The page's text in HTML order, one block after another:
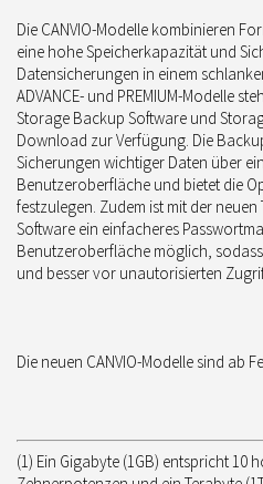
Die CANVIO-Modelle kombinieren
eine hohe Speicherkapazität und
Datensicherungen in einem
ADVANCE- und PREMIUM-Modelle
Storage Backup Software und
Download zur Verfügung. Die
Sicherungen wichtiger Daten über
Benutzeroberfläche und bietet die
festzulegen. Zudem ist mit der
Software ein einfacheres
Benutzeroberfläche möglich,
und besser vor unautorisierten
Die neuen CANVIO-Modelle sind ab
(1) Ein Gigabyte (1GB) entspricht 10